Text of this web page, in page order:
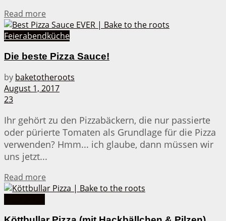
Read more
Feierabendküche
Die beste Pizza Sauce!
by baketotheroots
August 1, 2017
23
Ihr gehört zu den Pizzabäckern, die nur passierte
oder pürierte Tomaten als Grundlage für die Pizza
verwenden? Hmm... ich glaube, dann müssen wir
uns jetzt...
Read more